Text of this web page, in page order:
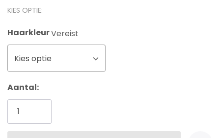
KIES OPTIE:
HaarkleurVereist
Kies optie
Huidige
voorraad:
Aantal: